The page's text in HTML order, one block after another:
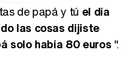
de papá y tú el día
las cosas dijiste
solo había 80 euros ".